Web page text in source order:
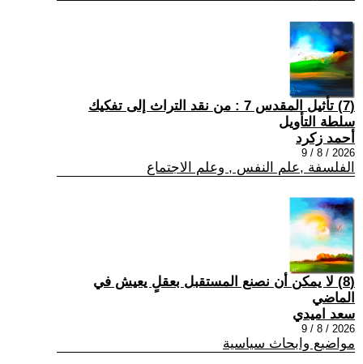
(7) تأثيل المقدس 7 : من نقد التراث إلى تفكيك
سلطة التأويل
أحمد زكرد
2026 / 8 / 9
الفلسفة ,علم النفس , وعلم الاجتماع
(8) لا يمكن أن نصنع المستقبل بعقلٍ يعيش في
الماضي
سعد اميدي
2026 / 8 / 9
مواضيع وابحاث سياسية